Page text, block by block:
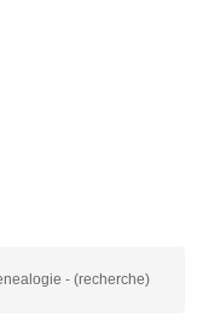
- (recherche)